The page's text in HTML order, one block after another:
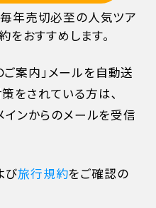
30%
40%
100%
年売切必至の人気ツア
をおすすめします。
案内」メールを自動送
をされている方は､
ンからのメールを受信
び旅行規約をご確認の